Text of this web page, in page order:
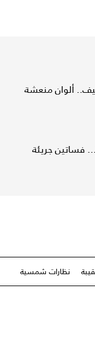
ألوان منعشة
مي عمر في صيف 2026... فساتين جريئة
نظارات شمسية